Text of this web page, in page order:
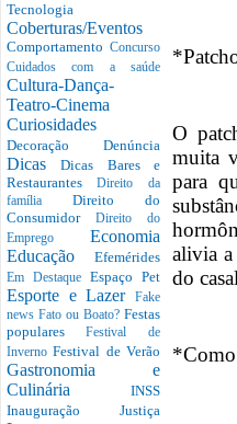
Tecnologia
Coberturas/Eventos
Comportamento Concurso
Cuidados com a saúde
Cultura-Dança-
Teatro-Cinema
Curiosidades
Decoração Denúncia
DicasDicas Bares e
RestaurantesDireito da
família Direito do
Consumidor Direito do
Emprego Economia
Educação Efemérides
Em Destaque Espaço Pet
Esporte e Lazer
Fake
news Fato ou Boato? Festas
popularesFestival de
InvernoFestival de Verão
Gastronomia e
Culinária INSS
Inauguração Justiça
O
muita
para
alivia a
do
*Como